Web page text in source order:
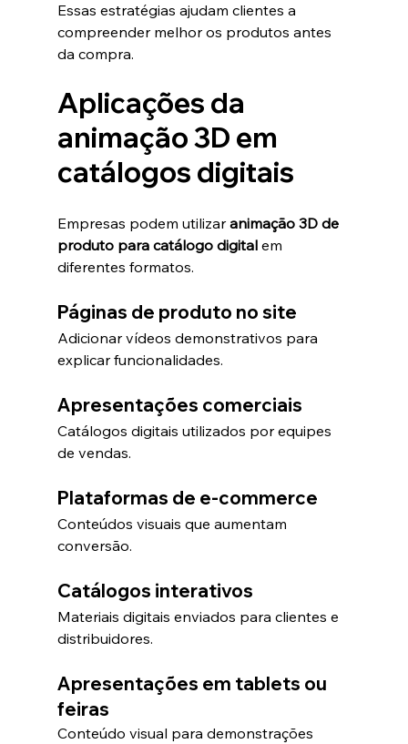
Essas estratégias ajudam clientes a
compreender melhor os produtos antes
da compra.
Aplicações da
animação 3D em
catálogos digitais
Empresas podem utilizar animação 3D de
produto para catálogo digital em
diferentes formatos.
Páginas de produto no site
Adicionar vídeos demonstrativos para
explicar funcionalidades.
Apresentações comerciais
Catálogos digitais utilizados por equipes
de vendas.
Plataformas de e-commerce
Conteúdos visuais que aumentam
conversão.
Catálogos interativos
Materiais digitais enviados para clientes e
distribuidores.
Apresentações em tablets ou
feiras
Conteúdo visual para demonstrações